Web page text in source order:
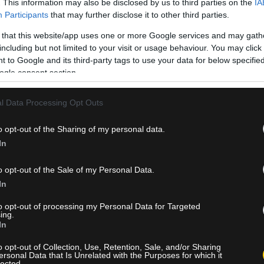
This information may also be disclosed by us to third parties on the
Participants that may further disclose it to other third parties.
that this website/app uses one or more Google services and may
but not limited to your visit or usage behaviour. You may
to Google and its third-party tags to use your data for below
consent section.
Data Processing Opt Outs
opt-out of the Sharing of my personal data.
opt-out of the Sale of my Personal Data.
opt-out of processing my Personal Data for Targeted
opt-out of Collection, Use, Retention, Sale, and/or Sharing
Data that Is Unrelated with the Purposes for which it
Γιάννη Γκιτέρσο, ο οποίος αποκτήθηκε με
2005 στην Θεσσαλονίκη, αγωνίζεται ως επιθετικός και
χρονιά σημείωσε 13 γκολ και μια ασίστ σε 27
και τού ευχόμαστε υγεία και καλή επιτυχία με την ομάδα
Είναι τιμή μου να βρίσκομαι σε έναν ιστορικό σύλλογο
τον καλύτερό μου εαυτό μέσα στο γήπεδο.”